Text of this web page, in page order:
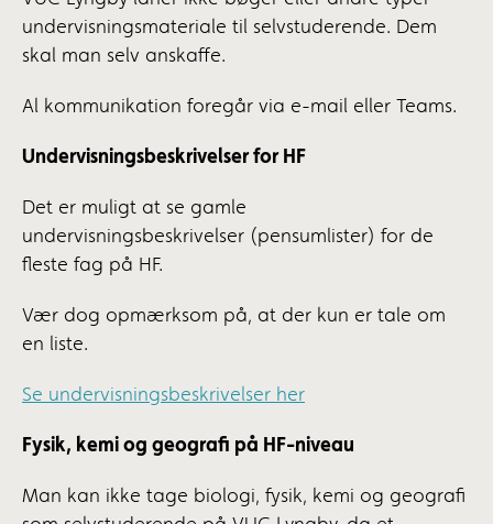
undervisningsmateriale til selvstuderende. Dem
skal man selv anskaffe.
Al kommunikation foregår via e-mail eller Teams.
Undervisningsbeskrivelser for HF
Det er muligt at se gamle
undervisningsbeskrivelser (pensumlister) for de
fleste fag på HF.
Vær dog opmærksom på, at der kun er tale om
en liste.
Se undervisningsbeskrivelser her
Fysik, kemi og geografi på HF-niveau
Man kan ikke tage biologi, fysik, kemi og geografi